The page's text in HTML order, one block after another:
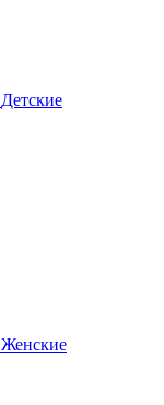
Детские
Женские